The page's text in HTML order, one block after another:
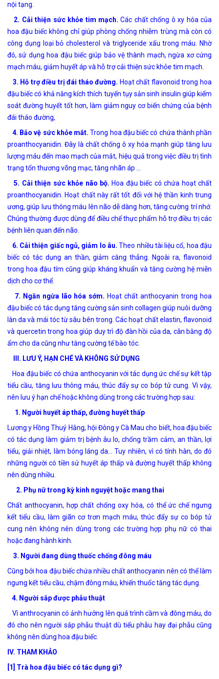
nội tạng.
2. Cải thiện sức khỏe tim mạch. Các chất chống ô xy hóa của
hoa đậu biếc không chỉ giúp phòng chống nhiễm trùng mà còn có
công dụng loại bỏ cholesterol và triglyceride xấu trong máu. Nhờ
đó, sử dụng hoa đậu biếc giúp bảo vệ thành mạch, ngừa xơ cứng
mạch máu, giảm huyết áp và hỗ trợ cải thiện sức khỏe tim mạch.
3. Hỗ trợ điều trị đái tháo đường. Hoạt chất flavonoid trong hoa
đậu biếc có khả năng kích thích tuyến tụy sản sinh insulin giúp kiểm
soát đường huyết tốt hơn, làm giảm nguy cơ biến chứng của bệnh
đái tháo đường,
4. Bảo vệ sức khỏe mắt. Trong hoa đậu biếc có chứa thành phần
proanthocyanidin. Đây là chất chống ô xy hóa mạnh giúp tăng lưu
lượng máu đến mao mạch của mắt, hiệu quả trong việc điều trị tình
trạng tổn thương võng mạc, tăng nhãn áp …
5. Cải thiện sức khỏe não bộ. Hoa đậu biếc có chứa hoạt chất
proanthocyanidin. Hoạt chất này rất tốt đối với hệ thần kinh trung
ương, giúp lưu thông máu lên não dễ dàng hơn, tăng cường trí nhớ.
Chúng thường được dùng để điều chế thực phẩm hỗ trợ điều trị các
bệnh liên quan đến não.
6. Cải thiện giấc ngủ, giảm lo âu. Theo nhiều tài liệu cổ, hoa đậu
biếc có tác dụng an thần, giảm căng thẳng. Ngoài ra, flavonoid
trong hoa đậu tím cũng giúp kháng khuẩn và tăng cường hệ miễn
dịch cho cơ thể.
7. Ngăn ngừa lão hóa sớm. Hoạt chất anthocyanin trong hoa
đậu biếc có tác dụng tăng cường sản sinh collagen giúp nuôi dưỡng
làn da và mái tóc từ sâu bên trong. Các hoạt chất elastin, flavonoid
và quercetin trong hoa giúp duy trì độ đàn hồi của da, cân bằng độ
ẩm cho da cũng như tăng cường tế bào tóc.
III. LƯU Ý, HẠN CHÉ VÀ KHÔNG SỬ DỤNG
Hoa đậu biếc có chứa anthocyanin với tác dụng ức chế sự kết tập
tiểu cầu, tăng lưu thông máu, thúc đẩy sự co bóp tử cung. Vì vậy,
nên lưu ý hạn chế hoặc không dùng trong các trường hợp sau:
1. Người huyết áp thấp, đường huyết thấp
Lương y Hồng Thuý Hằng, hội Đông y Cà Mau cho biết, hoa đậu biếc
có tác dụng làm giảm trị bệnh âu lo, chống trầm cảm, an thần, lợi
tiểu, giải nhiệt, làm bóng láng da… Tuy nhiên, vì có tính hàn, do đó
những người có tiền sử huyết áp thấp và đường huyết thấp không
nên dùng nhiều.
2. Phụ nữ trong kỳ kinh nguyệt hoặc mang thai
Chất anthocyanin, hợp chất chống oxy hóa, có thể ức chế ngưng
kết tiểu cầu, làm giãn cơ trơn mạch máu, thúc đẩy sự co bóp tử
cung nên không nên dùng trong các trường hợp phụ nữ có thai
hoặc đang hành kinh.
3. Người đang dùng thuốc chống đông máu
Cũng bởi hoa đậu biếc chứa nhiều chất anthocyanin nên có thể làm
ngưng kết tiểu cầu, chậm đông máu, khiến thuốc tăng tác dụng.
4. Người sắp được phẫu thuật
Vì anthrocyanin có ảnh hưởng lên quá trình cầm và đông máu, do
đó cho nên người sắp phẫu thuật dù tiểu phẫu hay đại phẫu cũng
không nên dùng hoa đậu biếc.
IV. THAM KHẢO
[1] Trà hoa đậu biếc có tác dụng gì?